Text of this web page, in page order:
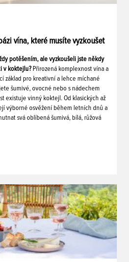
vína, které musíte vyzkoušet
potěšením, ale vyzkoušeli jste někdy
v koktejlu? Přirozená komplexnost vína a
základ pro kreativní a lehce míchané
šumivé, ovocné nebo s nádechem
existuje vinný koktejl. Od klasických až
výborné osvěžení během letních dnů a
svá oblíbená šumivá, bílá, růžová